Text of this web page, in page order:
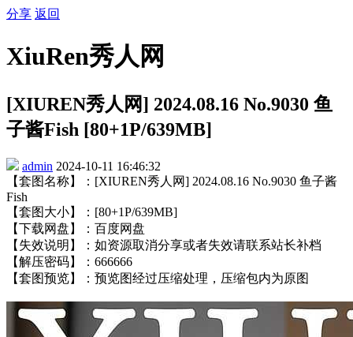
分享 返回
XiuRen秀人网
[XIUREN秀人网] 2024.08.16 No.9030 鱼
子酱Fish [80+1P/639MB]
admin 2024-10-11 16:46:32
【套图名称】：[XIUREN秀人网] 2024.08.16 No.9030 鱼子酱
Fish
【套图大小】：[80+1P/639MB]
【下载网盘】：百度网盘
【失效说明】：如资源取消分享或者失效请联系站长补档
【解压密码】：666666
【套图预览】：预览图经过压缩处理，压缩包内为原图